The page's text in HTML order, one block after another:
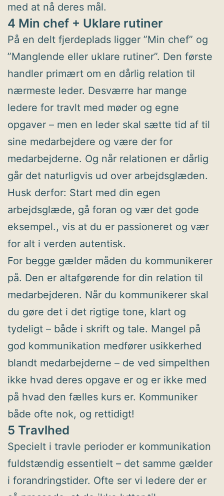
med at nå deres mål.
4 Min chef + Uklare rutiner
På en delt fjerdeplads ligger ”Min chef” og
”Manglende eller uklare rutiner”. Den første
handler primært om en dårlig relation til
nærmeste leder. Desværre har mange
ledere for travlt med møder og egne
opgaver – men en leder skal sætte tid af til
sine medarbejdere og være der for
medarbejderne. Og når relationen er dårlig
går det naturligvis ud over arbejdsglæden.
Husk derfor: Start med din egen
arbejdsglæde, gå foran og vær det gode
eksempel., vis at du er passioneret og vær
for alt i verden autentisk.
For begge gælder måden du kommunikerer
på. Den er altafgørende for din relation til
medarbejderen. Når du kommunikerer skal
du gøre det i det rigtige tone, klart og
tydeligt – både i skrift og tale. Mangel på
god kommunikation medfører usikkerhed
blandt medarbejderne – de ved simpelthen
ikke hvad deres opgave er og er ikke med
på hvad den fælles kurs er. Kommuniker
både ofte nok, og rettidigt!
5 Travlhed
Specielt i travle perioder er kommunikation
fuldstændig essentielt – det samme gælder
i forandringstider. Ofte ser vi ledere der er